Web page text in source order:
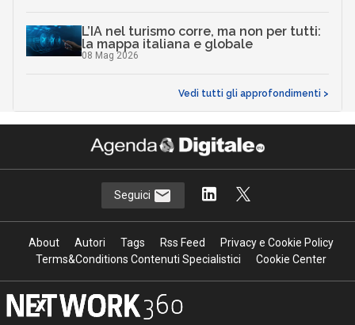
L’IA nel turismo corre, ma non per tutti:
la mappa italiana e globale
08 Mag 2026
Vedi tutti gli approfondimenti >
Seguici
About Autori Tags Rss Feed
Privacy e Cookie Policy
Terms&Conditions Contenuti Specialistici
Cookie Center